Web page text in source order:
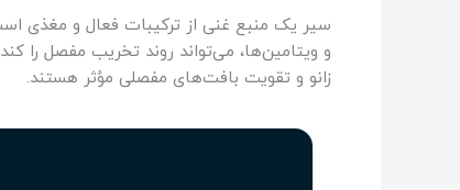
سیر یک منبع غنی از ترکیبات فعال و مغذی
و ویتامین‌ها، می‌تواند روند تخریب مفصل را
زانو و تقویت بافت‌های مفصلی مؤثر هستند.